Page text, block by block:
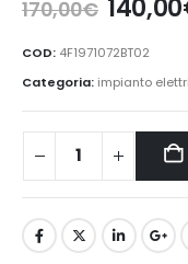
170,00€ Il
prezzo
era:
140,00
COD: 4F1971072BT02
Categoria: impianto